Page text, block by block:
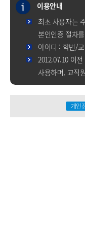
이용안내
최초 사용자는
본인인증 절차
아이디 : 학번/
2012.07.10 이
사용하며, 교직
개인